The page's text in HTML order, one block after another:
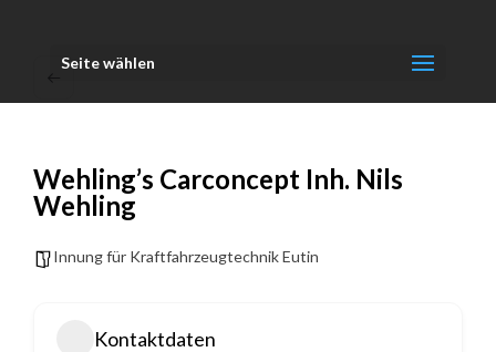
Seite wählen
Wehling’s Carconcept Inh. Nils
Wehling
Innung für Kraftfahrzeugtechnik Eutin
Kontaktdaten